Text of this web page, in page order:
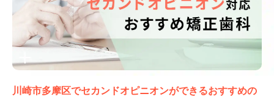
川崎市多摩区でセカンドオピニオンができるおすすめの